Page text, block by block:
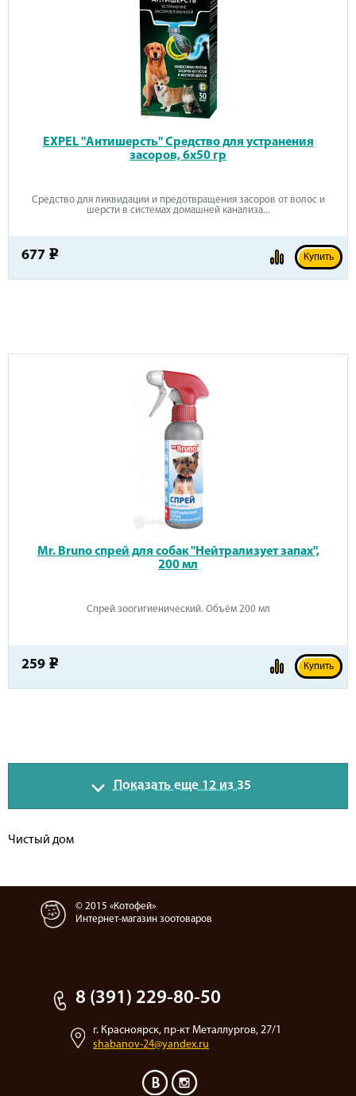
EXPEL "Антишерсть" Средство для устранения
засоров, 6x50 гр
Средство для ликвидации и предотвращения засоров от волос и
шерсти в системах домашней канализа...
677 e Купить
Mr. Bruno спрей для собак "Нейтрализует запах",
200 мл
Спрей зоогигиенический. Объём 200 мл
259 e Купить
Показать еще 12 из 35
Чистый дом
© 2015 «Котофей»
Интернет-магазин зоотоваров
8 (391) 229-80-50
г. Красноярск, пр-кт Металлургов, 27/1
shabanov-24@yandex.ru